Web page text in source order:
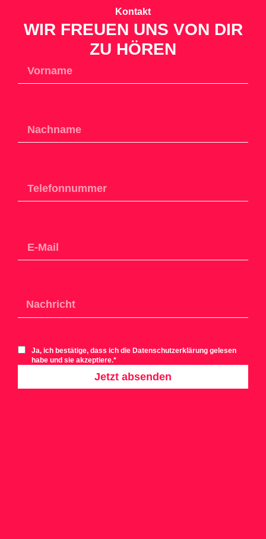
Kontakt
WIR FREUEN UNS VON DIR
ZU HÖREN
Ja, ich bestätige, dass ich die Datenschutzerklärung gelesen
habe und sie akzeptiere.*
Jetzt absenden